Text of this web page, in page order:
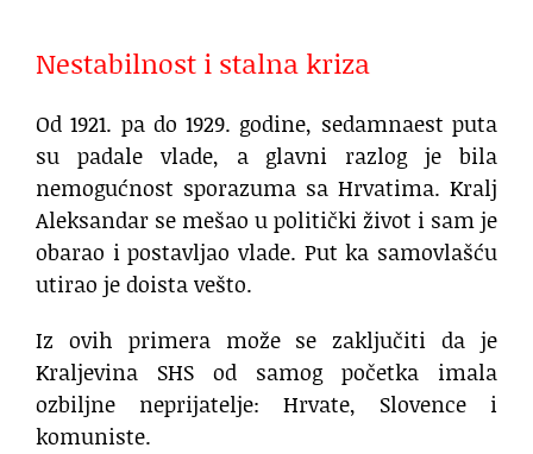
Nestabilnost i stalna kriza
Od 1921. pa do 1929. godine, sedamnaest puta
su padale vlade, a glavni razlog je bila
nemogućnost sporazuma sa Hrvatima. Kralj
Aleksandar se mešao u politički život i sam je
obarao i postavljao vlade. Put ka samovlašću
utirao je doista vešto.
Iz ovih primera može se zaključiti da je
Kraljevina SHS od samog početka imala
ozbiljne neprijatelje: Hrvate, Slovence i
komuniste.